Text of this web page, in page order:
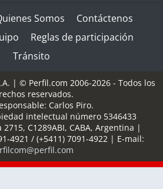
Somos
Contáctenos
Reglas de participación
Tránsito
| © Perfil.com 2006-2026 - Todos los
reservados.
Carlos Piro.
intelectual número 5346433
2715, C1289ABI, CABA, Argentina |
4921 / (+5411) 7091-4922 | E-mail: